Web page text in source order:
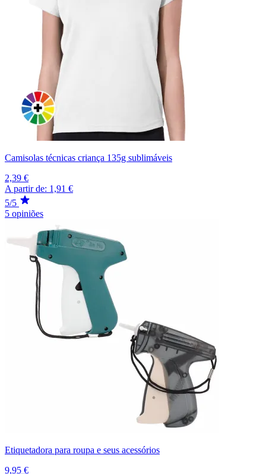
Camisolas técnicas criança 135g sublimáveis
2,39 €
A partir de: 1,91 €
5/5
5 opiniões
Etiquetadora para roupa e seus acessórios
9,95 €